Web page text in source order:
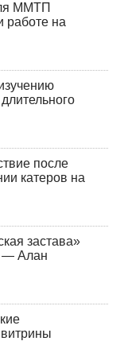
ММТП
работе на
после
катеров на
застава»
— Алан